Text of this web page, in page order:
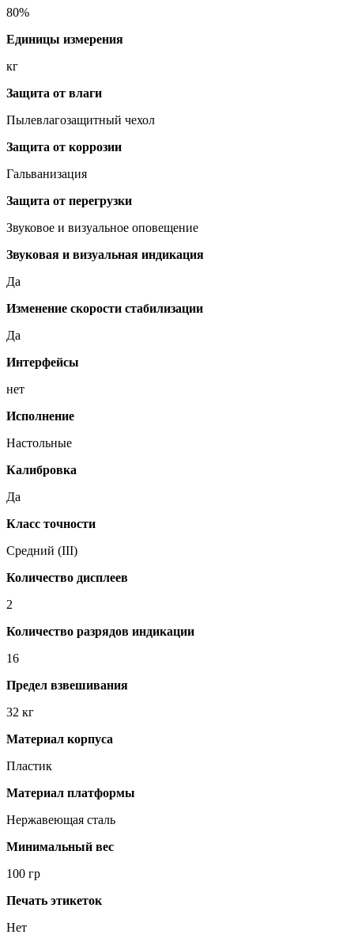
80%
Единицы измерения
кг
Защита от влаги
Пылевлагозащитный чехол
Защита от коррозии
Гальванизация
Защита от перегрузки
Звуковое и визуальное оповещение
Звуковая и визуальная индикация
Да
Изменение скорости стабилизации
Да
Интерфейсы
нет
Исполнение
Настольные
Калибровка
Да
Класс точности
Средний (III)
Количество дисплеев
2
Количество разрядов индикации
16
Предел взвешивания
32 кг
Материал корпуса
Пластик
Материал платформы
Нержавеющая сталь
Минимальный вес
100 гр
Печать этикеток
Нет